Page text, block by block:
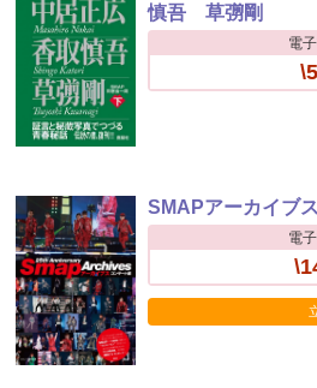
慎吾 草彅剛
電
SMAPアーカイブ
電